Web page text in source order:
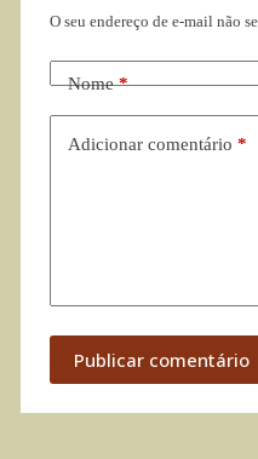
O seu endereço de e-mail não
Nome*
Adicionar comentário *
Publicar comentário